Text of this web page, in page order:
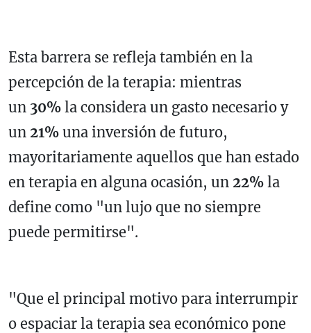
Esta barrera se refleja también en la
percepción de la terapia: mientras
un 30% la considera un gasto necesario y
un 21% una inversión de futuro,
mayoritariamente aquellos que han estado
en terapia en alguna ocasión, un 22% la
define como "un lujo que no siempre
puede permitirse".
"Que el principal motivo para interrumpir
o espaciar la terapia sea económico pone